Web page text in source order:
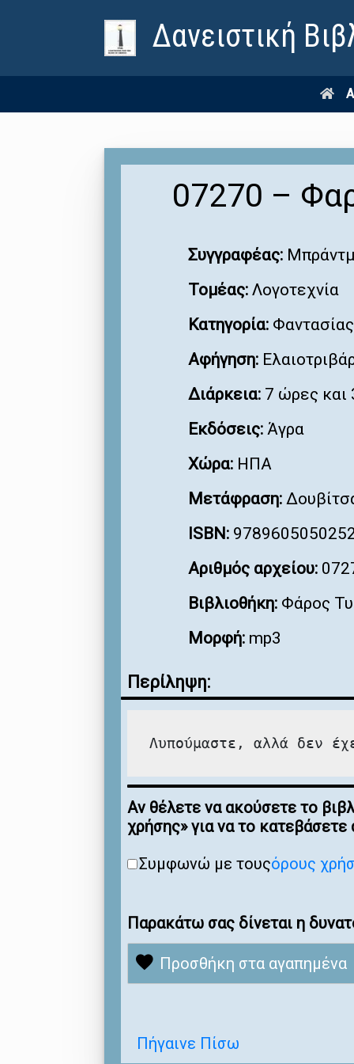
Δανειστική
07270 –
Συγγραφέας:
Τομέας: Λογοτεχνία
Κατηγορία: Φαντασίας
Αφήγηση:
Διάρκεια: 7 ώρες και
Εκδόσεις: Άγρα
Χώρα: ΗΠΑ
Μετάφραση:
ISBN:
Αριθμός αρχείου:
Βιβλιοθήκη: Φάρος
Μορφή: mp3
Περίληψη:
Λυπούμαστε, αλλά δεν
Αν θέλετε να ακούσετε το
χρήσης» για να το
Συμφωνώ με τουςόρους
Παρακάτω σας δίνεται η
Προσθήκη στα αγαπημένα
Πήγαινε Πίσω